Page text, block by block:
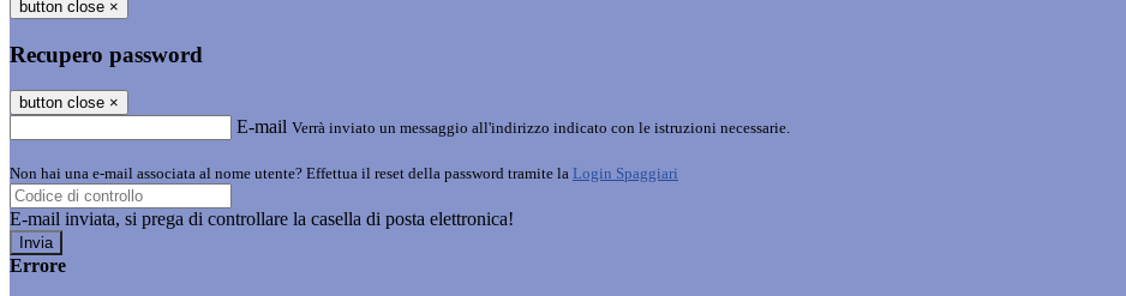
button close ×
Recupero password
button close ×
E-mail Verrà inviato un messaggio all'indirizzo indicato con le istruzioni necessarie.
Non hai una e-mail associata al nome utente? Effettua il reset della password tramite la Login Spaggiari
E-mail inviata, si prega di controllare la casella di posta elettronica!
Errore